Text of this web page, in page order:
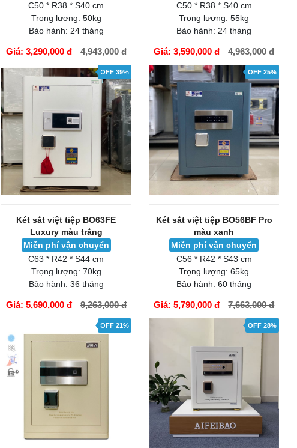
C50 * R38 * S40 cm
Trọng lượng: 50kg
Bảo hành: 24 tháng
Giá: 3,290,000 đ 4,943,000 đ
GIỎ HÀNG
C50 * R38 * S40 cm
Trọng lượng: 55kg
Bảo hành: 24 tháng
Giá: 3,590,000 đ 4,963,000 đ
GIỎ HÀNG
OFF 39%
Két sắt việt tiệp BO63FE
Luxury màu trắng
Miễn phí vận chuyển
C63 * R42 * S44 cm
Trọng lượng: 70kg
Bảo hành: 36 tháng
Giá: 5,690,000 đ 9,263,000 đ
GIỎ HÀNG
OFF 25%
Két sắt việt tiệp BO56BF Pro
màu xanh
Miễn phí vận chuyển
C56 * R42 * S43 cm
Trọng lượng: 65kg
Bảo hành: 60 tháng
Giá: 5,790,000 đ 7,663,000 đ
GIỎ HÀNG
OFF 21% OFF 28%